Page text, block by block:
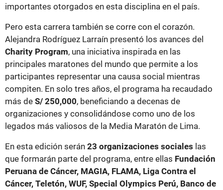
importantes otorgados en esta disciplina en el país.
Pero esta carrera también se corre con el corazón.
Alejandra Rodríguez Larraín presentó los avances del
Charity Program, una iniciativa inspirada en las
principales maratones del mundo que permite a los
participantes representar una causa social mientras
compiten. En solo tres años, el programa ha recaudado
más de S/ 250,000, beneficiando a decenas de
organizaciones y consolidándose como uno de los
legados más valiosos de la Media Maratón de Lima.
En esta edición serán 23 organizaciones sociales las
que formarán parte del programa, entre ellas Fundación
Peruana de Cáncer, MAGIA, FLAMA, Liga Contra el
Cáncer, Teletón, WUF, Special Olympics Perú, Banco de